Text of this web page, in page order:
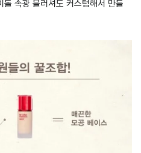
속광 블러셔도 커스텀해서 만들